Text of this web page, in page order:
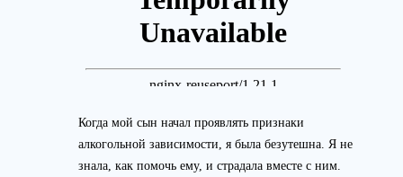
Когда мой сын начал проявлять признаки
алкогольной зависимости, я была безутешна. Я не
знала, как помочь ему, и страдала вместе с ним.